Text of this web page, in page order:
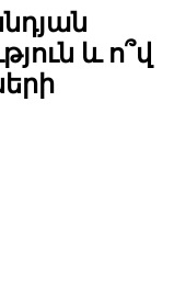
և ո՞վ